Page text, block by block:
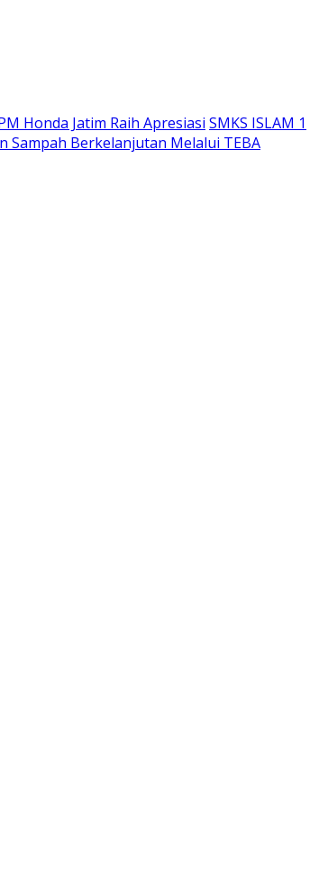
Honda Jatim Raih Apresiasi SMKS ISLAM 1
Sampah Berkelanjutan Melalui TEBA